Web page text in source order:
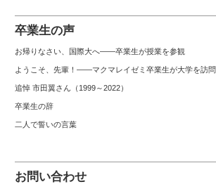
卒業生の声
お帰りなさい、国際大へ――卒業生が授業を参観
ようこそ、先輩！――マクマレイゼミ卒業生が大学を訪問
追悼 市田翼さん（1999～2022）
卒業生の辞
二人で誓いの言葉
お問い合わせ